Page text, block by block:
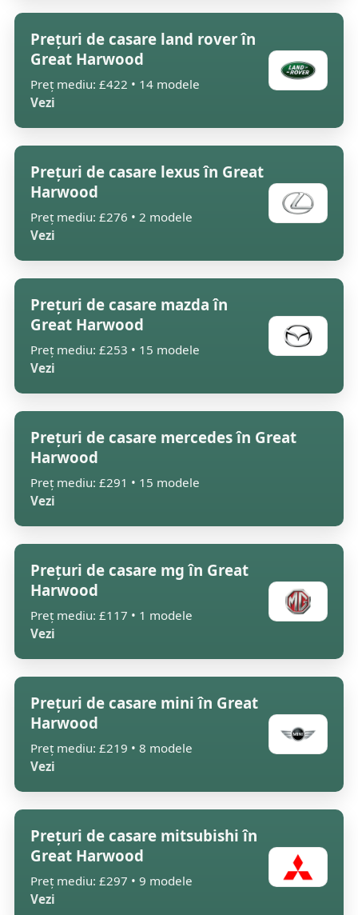
Prețuri de casare land rover în
Great Harwood
Preț mediu: £422 • 14 modele
Vezi
Prețuri de casare lexus în Great
Harwood
Preț mediu: £276 • 2 modele
Vezi
Prețuri de casare mazda în
Great Harwood
Preț mediu: £253 • 15 modele
Vezi
Prețuri de casare mercedes în Great
Harwood
Preț mediu: £291 • 15 modele
Vezi
Prețuri de casare mg în Great
Harwood
Preț mediu: £117 • 1 modele
Vezi
Prețuri de casare mini în Great
Harwood
Preț mediu: £219 • 8 modele
Vezi
Prețuri de casare mitsubishi în
Great Harwood
Preț mediu: £297 • 9 modele
Vezi